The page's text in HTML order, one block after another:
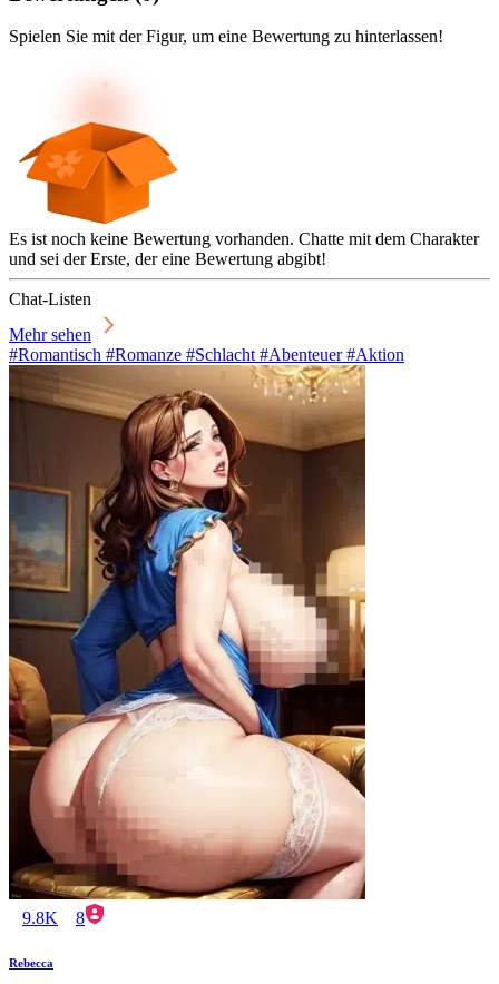
Spielen Sie mit der Figur, um eine Bewertung zu hinterlassen!
Es ist noch keine Bewertung vorhanden. Chatte mit dem Charakter
und sei der Erste, der eine Bewertung abgibt!
Chat-Listen
Mehr sehen
#Romantisch #Romanze #Schlacht #Abenteuer #Aktion
9.8K 8
Rebecca